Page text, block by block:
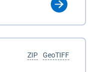
GeoTIFF
ZIP